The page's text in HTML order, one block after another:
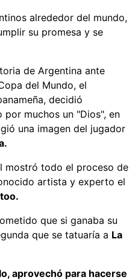
alrededor del mundo,
su promesa y se
de Argentina ante
del Mundo, el
decidió
muchos un "Dios", en
una imagen del jugador
mostró todo el proceso de
artista y experto el
que si ganaba su
que se tatuaría a La
aprovechó para hacerse